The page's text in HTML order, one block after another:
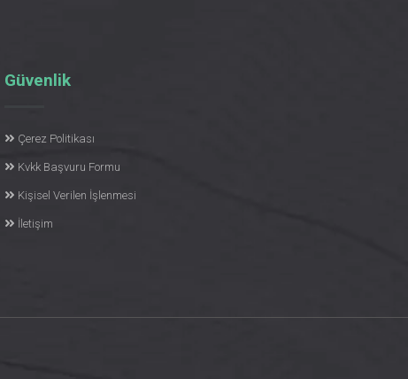
Güvenlik
Çerez Politikası
Kvkk Başvuru Formu
Kişisel Verilen İşlenmesi
İletişim